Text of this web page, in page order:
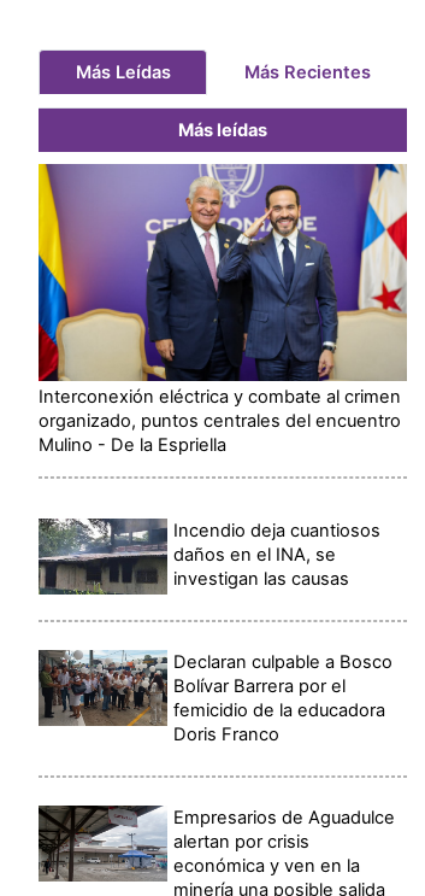
Más Leídas Más Recientes
Más leídas
Interconexión eléctrica y combate al crimen
organizado, puntos centrales del encuentro
Mulino - De la Espriella
Incendio deja cuantiosos
daños en el INA, se
investigan las causas
Declaran culpable a Bosco
Bolívar Barrera por el
femicidio de la educadora
Doris Franco
Empresarios de Aguadulce
alertan por crisis
económica y ven en la
minería una posible salida